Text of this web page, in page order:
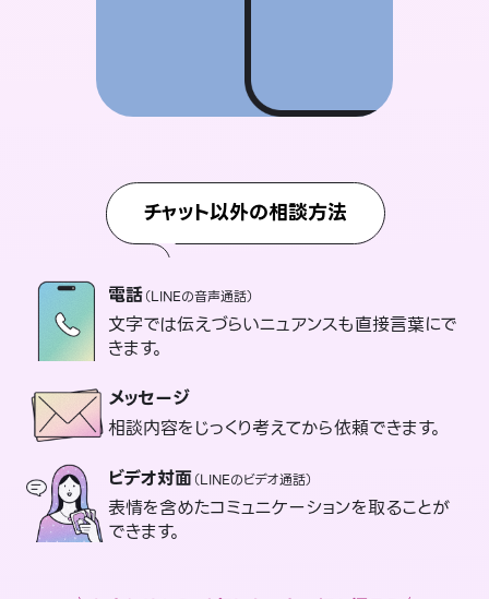
チャット以外の相談方法
電話（LINEの音声通話）
文字では伝えづらいニュアンスも直接言葉にで
きます。
メッセージ
相談内容をじっくり考えてから依頼できます。
ビデオ対面（LINEのビデオ通話）
表情を含めたコミュニケーションを取ることが
できます。